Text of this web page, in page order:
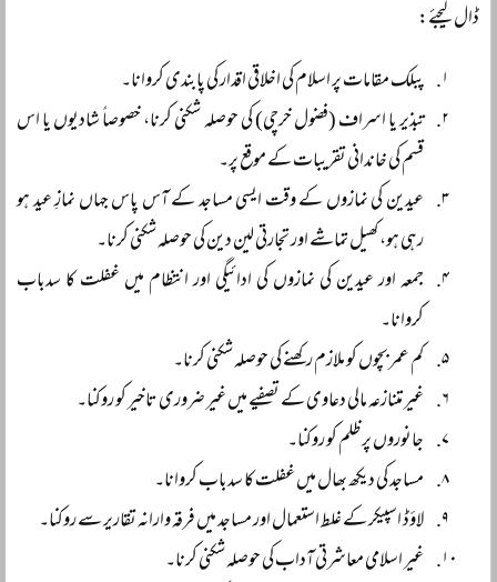
ڈال لیجئے:
پبلک مقامات پر اسلام کی اخلاقی اقدار کی پابندی کروانا۔
تبذیر یا اسراف (فضول خرچی) کی حوصلہ شکنی کرنا، خصوصاً شادیوں یا اس
قسم کی خاندانی تقریبات کے موقع پر۔
عیدین کی نمازوں کے وقت ایسی مساجد کے آس پاس جہاں نمازِ عید ہو
رہی ہو، کھیل تماشے اور تجارتی لین دین کی حوصلہ شکنی کرنا۔
جمعہ اور عیدین کی نمازوں کی ادائیگی اور انتظام میں غفلت کا سدباب
کروانا۔
کم عمر بچوں کو ملازم رکھنے کی حوصلہ شکنی کرنا۔
غیر متنازعہ مالی دعاوی کے تصفیے میں غیر ضروری تاخیر کو روکنا۔
جانوروں پر ظلم کو روکنا۔
مساجد کی دیکھ بھال میں غفلت کا سدباب کروانا۔
لاؤڈ اسپیکر کے غلط استعمال اور مساجد میں فرقہ وارانہ تقاریر سے روکنا۔
غیر اسلامی معاشرتی آداب کی حوصلہ شکنی کرنا۔